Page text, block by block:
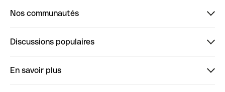
Nos communautés
ClubQonto
Discussions populaires
En savoir plus